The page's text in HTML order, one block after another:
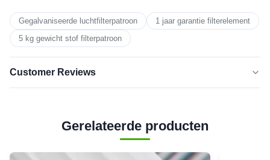
Gegalvaniseerde luchtfilterpatroon
1 jaar garantie filterelement
5 kg gewicht stof filterpatroon
Customer Reviews
Gebaseerd op 50 recente beoordelingen
Gerelateerde producten